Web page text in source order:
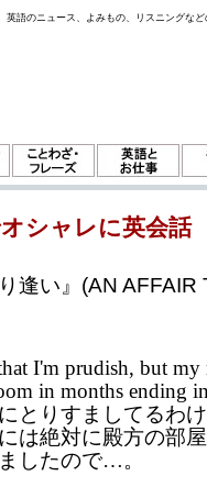
語のニュース、よみもの、リスニングな
シャレに英会話
り逢い』(AN
I'm prudish, but my
in months ending
とりすましてるわ
は絶対に殿方の部
したので…。